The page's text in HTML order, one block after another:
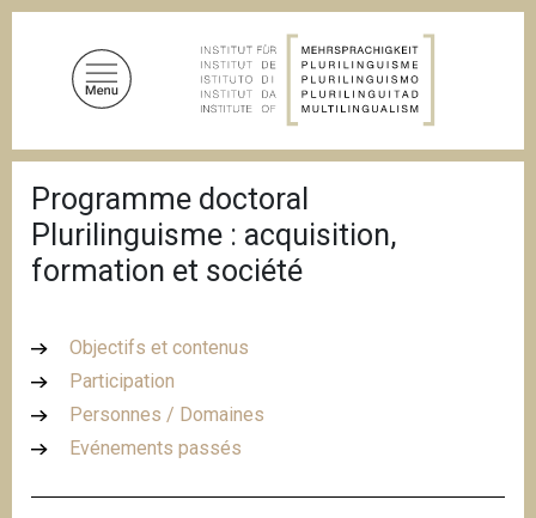
i
d
A
Programme doctoral
Plurilinguisme : acquisition,
formation et société
Objectifs et contenus
Participation
Personnes / Domaines
Evénements passés